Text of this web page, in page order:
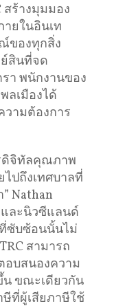
สร้างมุมมอง
ยในอินเท
ของทุกสิ่ง
สินที่จด
า พนักงานของ
ลเมืองได้
วามต้องการ
ดิจิทัลคุณภาพ
ปถึงเทศบาลที่
Nathan
และนิวซีแลนด์
ซับซ้อนนั้นไม่
สามารถ
อบสนองความ
น ขณะเดียวกัน
ที่ผู้เสียภาษีใช้